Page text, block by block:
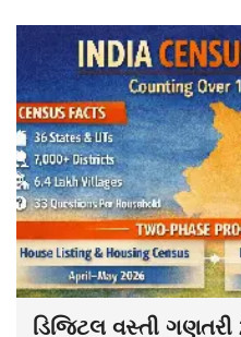
ડિજિટલ વસ્તી ગણતરી